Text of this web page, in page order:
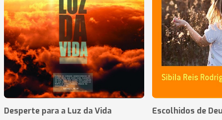
Desperte para a Luz da Vida Escolhidos de